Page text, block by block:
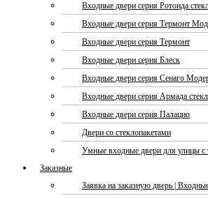
Входные двери серия Ротонда
Входные двери серия Термонт
Входные двери серия Термонт
Входные двери серия Блеск
Входные двери серия Сенаго
Входные двери серия Армада
Входные двери серия Палацио
Двери со стеклопакетами
Умные входные двери для улицы
Заказные
Заявка на заказную дверь |